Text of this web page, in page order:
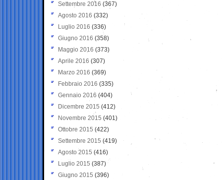
Settembre 2016 (367)
Agosto 2016 (332)
Luglio 2016 (336)
Giugno 2016 (358)
Maggio 2016 (373)
Aprile 2016 (307)
Marzo 2016 (369)
Febbraio 2016 (335)
Gennaio 2016 (404)
Dicembre 2015 (412)
Novembre 2015 (401)
Ottobre 2015 (422)
Settembre 2015 (419)
Agosto 2015 (416)
Luglio 2015 (387)
Giugno 2015 (396)